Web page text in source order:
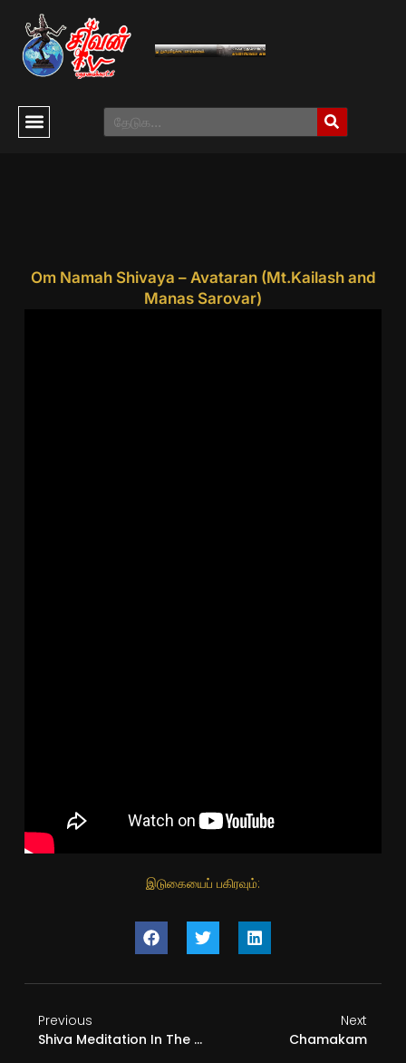
Om Namah Shivaya – Avataran (Mt.Kailash and
Manas Sarovar)
இடுகையைப் பகிரவும்:
Previous
Shiva Meditation In The Himalayan Caves
Next
Chamakam